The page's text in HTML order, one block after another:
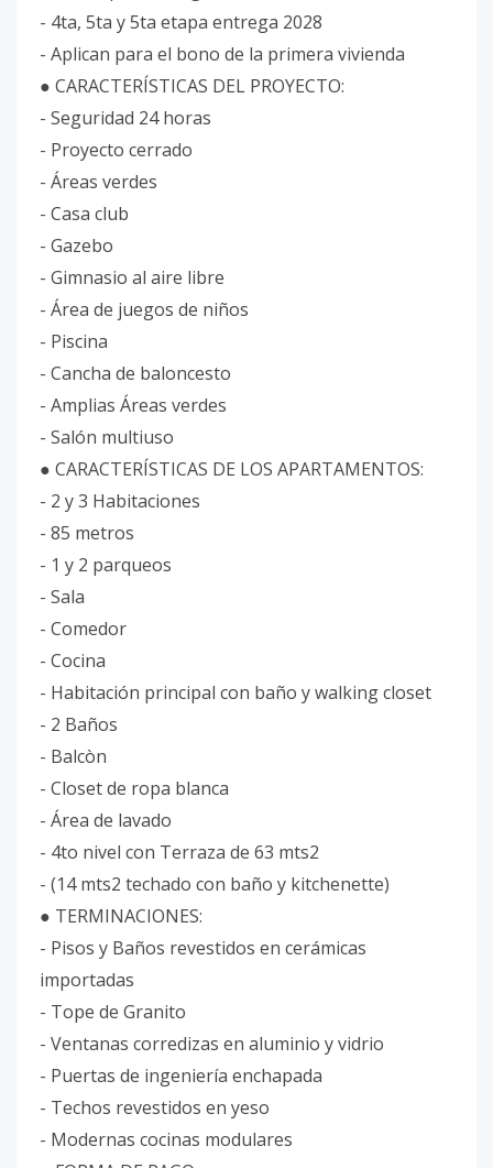
- 4ta, 5ta y 5ta etapa entrega 2028
- Aplican para el bono de la primera vivienda
● CARACTERÍSTICAS DEL PROYECTO:
- Seguridad 24 horas
- Proyecto cerrado
- Áreas verdes
- Casa club
- Gazebo
- Gimnasio al aire libre
- Área de juegos de niños
- Piscina
- Cancha de baloncesto
- Amplias Áreas verdes
- Salón multiuso
● CARACTERÍSTICAS DE LOS APARTAMENTOS:
- 2 y 3 Habitaciones
- 85 metros
- 1 y 2 parqueos
- Sala
- Comedor
- Cocina
- Habitación principal con baño y walking closet
- 2 Baños
- Balcòn
- Closet de ropa blanca
- Área de lavado
- 4to nivel con Terraza de 63 mts2
- (14 mts2 techado con baño y kitchenette)
● TERMINACIONES:
- Pisos y Baños revestidos en cerámicas
importadas
- Tope de Granito
- Ventanas corredizas en aluminio y vidrio
- Puertas de ingeniería enchapada
- Techos revestidos en yeso
- Modernas cocinas modulares